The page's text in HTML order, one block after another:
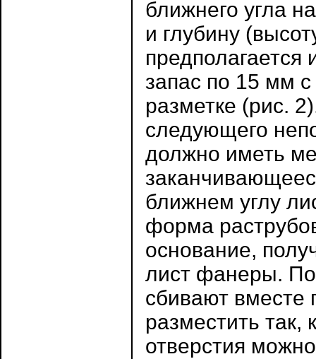
ближнего угла
и глубину
предполагается
запас по 15 мм
разметке (рис.
следующего
должно иметь
ближнем углу
форма
основание,
лист фанеры.
сбивают вместе
разместить так,
отверстия